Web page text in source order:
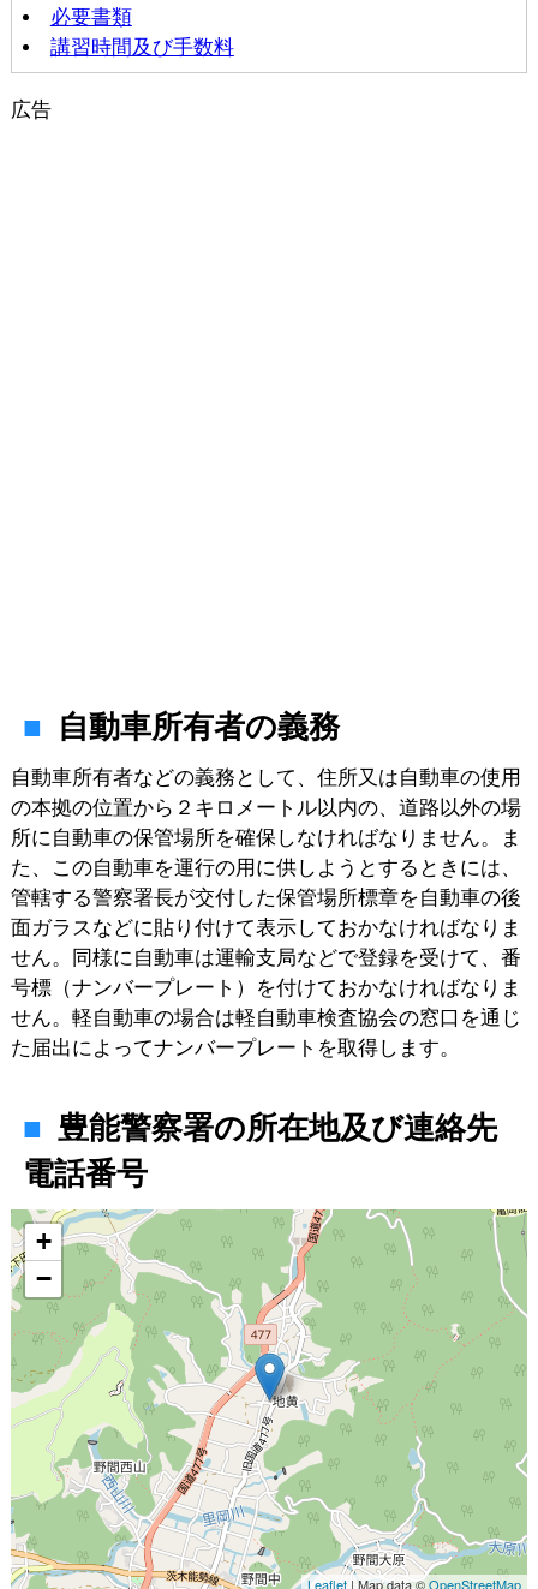
必要書類
講習時間及び手数料
広告
自動車所有者の義務
自動車所有者などの義務として、住所又は自動車の使用
の本拠の位置から２キロメートル以内の、道路以外の場
所に自動車の保管場所を確保しなければなりません。ま
た、この自動車を運行の用に供しようとするときには、
管轄する警察署長が交付した保管場所標章を自動車の後
面ガラスなどに貼り付けて表示しておかなければなりま
せん。同様に自動車は運輸支局などで登録を受けて、番
号標（ナンバープレート）を付けておかなければなりま
せん。軽自動車の場合は軽自動車検査協会の窓口を通じ
た届出によってナンバープレートを取得します。
豊能警察署の所在地及び連絡先
電話番号
地図
+
−
Leaflet | Map data ©OpenStreetMap